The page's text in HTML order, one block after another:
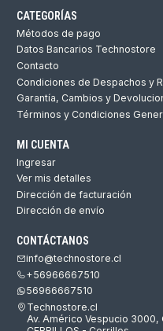
CATEGORÍAS
Métodos de pago
Datos Bancarios Technostore
Contacto
Condiciones de Despachos y
Garantía, Cambios y
Términos y Condiciones
MI CUENTA
Ingresar
Ver mis detalles
Dirección de facturación
Dirección de envío
CONTÁCTANOS
info@technostore.cl
+56966667510
56966667510
Technostore.cl
Av. Américo Vespucio